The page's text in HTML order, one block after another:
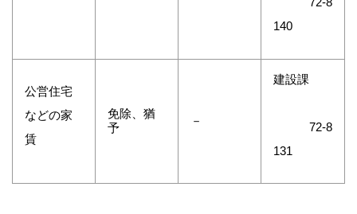
140
公営住宅
などの家
賃
免除、猶
予
－
建設課
72-8
131